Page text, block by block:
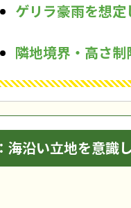
ゲリラ豪雨を想
隣地境界・高さ
海沿い立地を意識